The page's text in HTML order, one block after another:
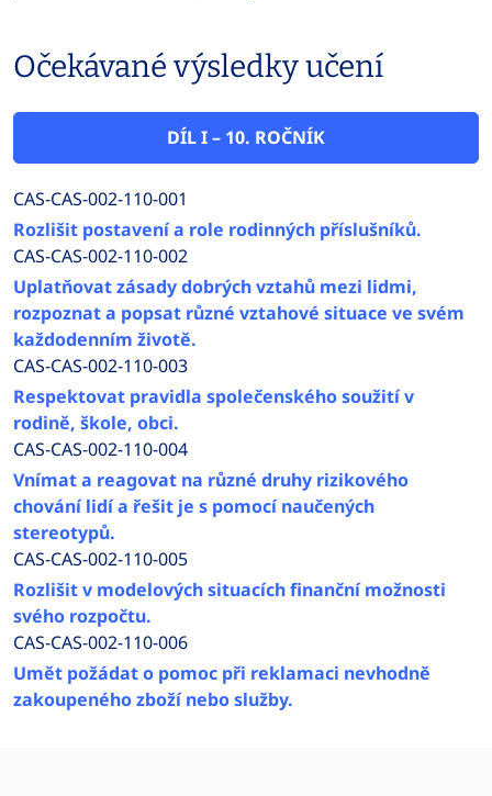
Očekávané výsledky učení
DÍL I – 10. ROČNÍK
CAS-CAS-002-110-001
Rozlišit postavení a role rodinných příslušníků.
CAS-CAS-002-110-002
Uplatňovat zásady dobrých vztahů mezi lidmi,
rozpoznat a popsat různé vztahové situace ve svém
každodenním životě.
CAS-CAS-002-110-003
Respektovat pravidla společenského soužití v
rodině, škole, obci.
CAS-CAS-002-110-004
Vnímat a reagovat na různé druhy rizikového
chování lidí a řešit je s pomocí naučených
stereotypů.
CAS-CAS-002-110-005
Rozlišit v modelových situacích finanční možnosti
svého rozpočtu.
CAS-CAS-002-110-006
Umět požádat o pomoc při reklamaci nevhodně
zakoupeného zboží nebo služby.